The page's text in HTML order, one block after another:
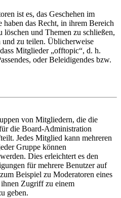
ist es, das Geschehen im
haben das Recht, in ihrem Bereich
löschen und Themen zu schließen,
zu teilen. Üblicherweise
Mitglieder „offtopic“, d. h.
oder Beleidigendes bzw.
von Mitgliedern, die die
die Board-Administration
Jedes Mitglied kann mehreren
Gruppe können
Dies erleichtert es den
für mehrere Benutzer auf
Beispiel zu Moderatoren eines
Zugriff zu einem
geben.